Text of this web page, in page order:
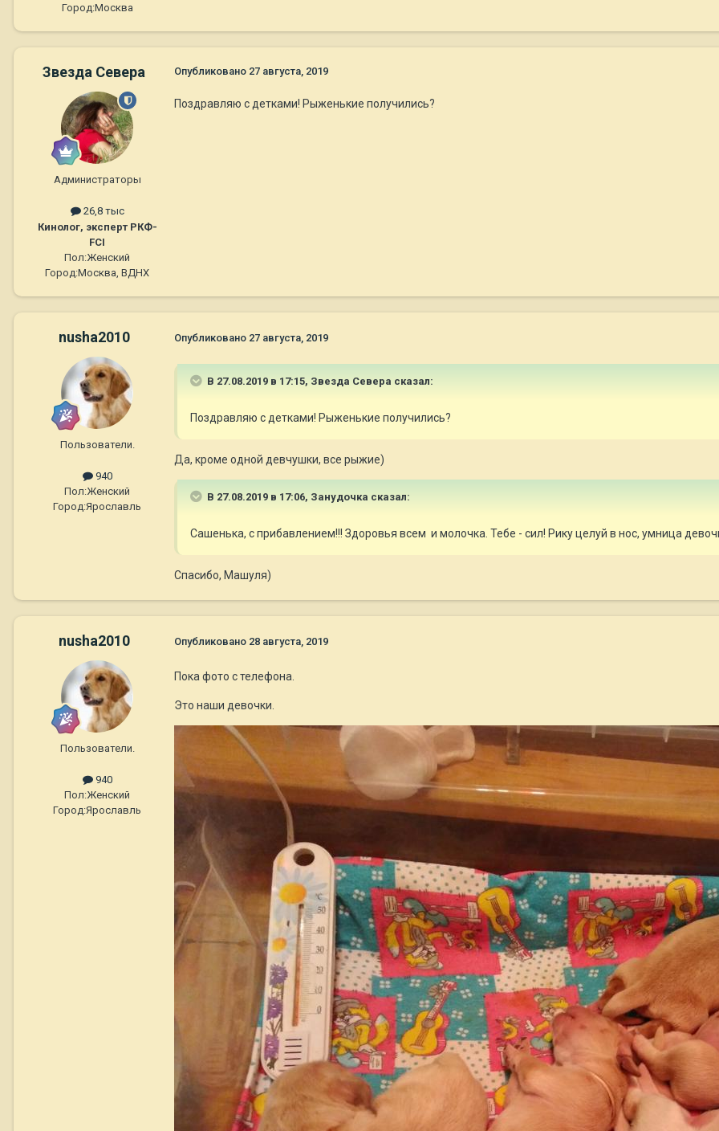
Город:Москва
Звезда Севера
Администраторы
26,8 тыс
Кинолог, эксперт РКФ-
FCI
Пол:Женский
Город:Москва, ВДНХ
Опубликовано 27 августа, 2019
Поздравляю с детками! Рыженькие получились?
nusha2010
Пользователи.
940
Пол:Женский
Город:Ярославль
Опубликовано 27 августа, 2019
В 27.08.2019 в 17:15, Звезда Севера сказал:
Поздравляю с детками! Рыженькие получились?
Да, кроме одной девчушки, все рыжие)
В 27.08.2019 в 17:06, Занудочка сказал:
Сашенька, с прибавлением!!! Здоровья всем и молочка. Тебе - сил! Рику целуй в нос, умница
Спасибо, Машуля)
nusha2010
Пользователи.
940
Пол:Женский
Город:Ярославль
Опубликовано 28 августа, 2019
Пока фото с телефона.
Это наши девочки.